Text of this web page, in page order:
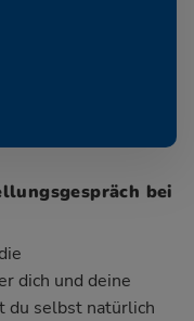
bei
dich und deine
du selbst natürlich